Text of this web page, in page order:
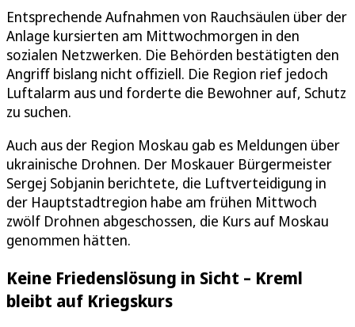
Entsprechende Aufnahmen von Rauchsäulen über der
Anlage kursierten am Mittwochmorgen in den
sozialen Netzwerken. Die Behörden bestätigten den
Angriff bislang nicht offiziell. Die Region rief jedoch
Luftalarm aus und forderte die Bewohner auf, Schutz
zu suchen.
Auch aus der Region Moskau gab es Meldungen über
ukrainische Drohnen. Der Moskauer Bürgermeister
Sergej Sobjanin berichtete, die Luftverteidigung in
der Hauptstadtregion habe am frühen Mittwoch
zwölf Drohnen abgeschossen, die Kurs auf Moskau
genommen hätten.
Keine Friedenslösung in Sicht – Kreml
bleibt auf Kriegskurs